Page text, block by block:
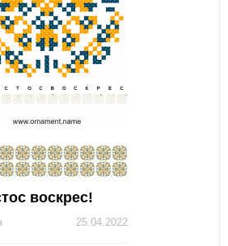
воскрес!
25.04.2022